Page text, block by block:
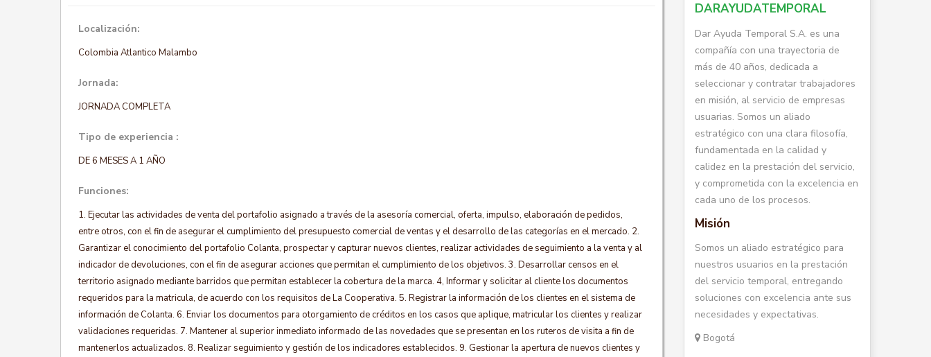
Localización:
Colombia Atlantico Malambo
Jornada:
JORNADA COMPLETA
Tipo de experiencia :
DE 6 MESES A 1 AÑO
Funciones:
1. Ejecutar las actividades de venta del portafolio asignado a través de la asesoría comercial, oferta, impulso, elaboración de pedidos,
entre otros, con el fin de asegurar el cumplimiento del presupuesto comercial de ventas y el desarrollo de las categorías en el mercado. 2.
Garantizar el conocimiento del portafolio Colanta, prospectar y capturar nuevos clientes, realizar actividades de seguimiento a la venta y al
indicador de devoluciones, con el fin de asegurar acciones que permitan el cumplimiento de los objetivos. 3. Desarrollar censos en el
territorio asignado mediante barridos que permitan establecer la cobertura de la marca. 4, Informar y solicitar al cliente los documentos
requeridos para la matricula, de acuerdo con los requisitos de La Cooperativa. 5. Registrar la información de los clientes en el sistema de
información de Colanta. 6. Enviar los documentos para otorgamiento de créditos en los casos que aplique, matricular los clientes y realizar
validaciones requeridas. 7. Mantener al superior inmediato informado de las novedades que se presentan en los ruteros de visita a fin de
mantenerlos actualizados. 8. Realizar seguimiento y gestión de los indicadores establecidos. 9. Gestionar la apertura de nuevos clientes y
DARAYUDATEMPORAL
Dar Ayuda Temporal S.A. es una
compañía con una trayectoria de
más de 40 años, dedicada a
seleccionar y contratar trabajadores
en misión, al servicio de empresas
usuarias. Somos un aliado
estratégico con una clara filosofía,
fundamentada en la calidad y
calidez en la prestación del servicio,
y comprometida con la excelencia en
cada uno de los procesos.
Misión
Somos un aliado estratégico para
nuestros usuarios en la prestación
del servicio temporal, entregando
soluciones con excelencia ante sus
necesidades y expectativas.
Bogotá